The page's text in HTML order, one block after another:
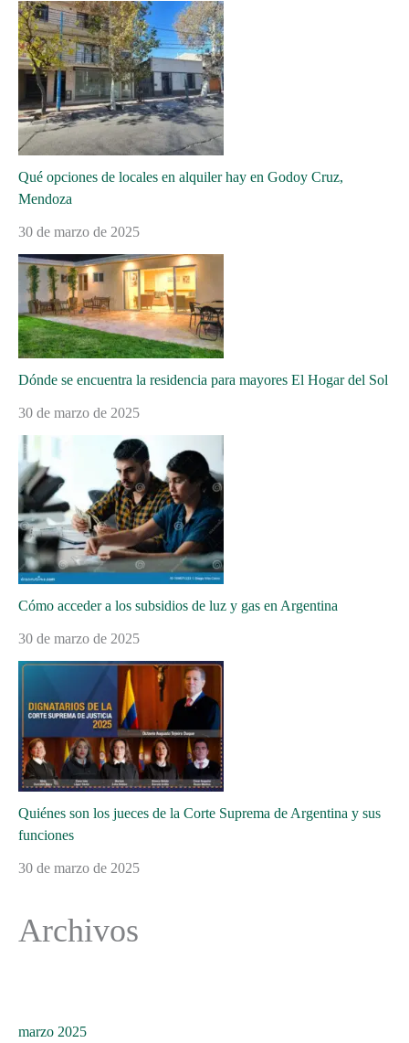
Qué opciones de locales en alquiler hay en Godoy Cruz,
Mendoza
30 de marzo de 2025
Dónde se encuentra la residencia para mayores El Hogar del Sol
30 de marzo de 2025
Cómo acceder a los subsidios de luz y gas en Argentina
30 de marzo de 2025
Quiénes son los jueces de la Corte Suprema de Argentina y sus
funciones
30 de marzo de 2025
Archivos
marzo 2025